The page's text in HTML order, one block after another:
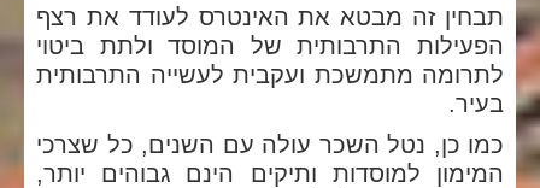
תבחין זה מבטא את האינטרס לעודד את רצף
הפעילות התרבותית של המוסד ולתת ביטוי
לתרומה מתמשכת ועקבית לעשייה התרבותית
בעיר.
כמו כן, נטל השכר עולה עם השנים, כל שצרכי
המימון למוסדות ותיקים הינם גבוהים יותר,